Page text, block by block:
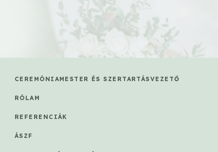
CEREMÓNIAMESTER ÉS SZERTARTÁSVEZETŐ
RÓLAM
REFERENCIÁK
ÁSZF